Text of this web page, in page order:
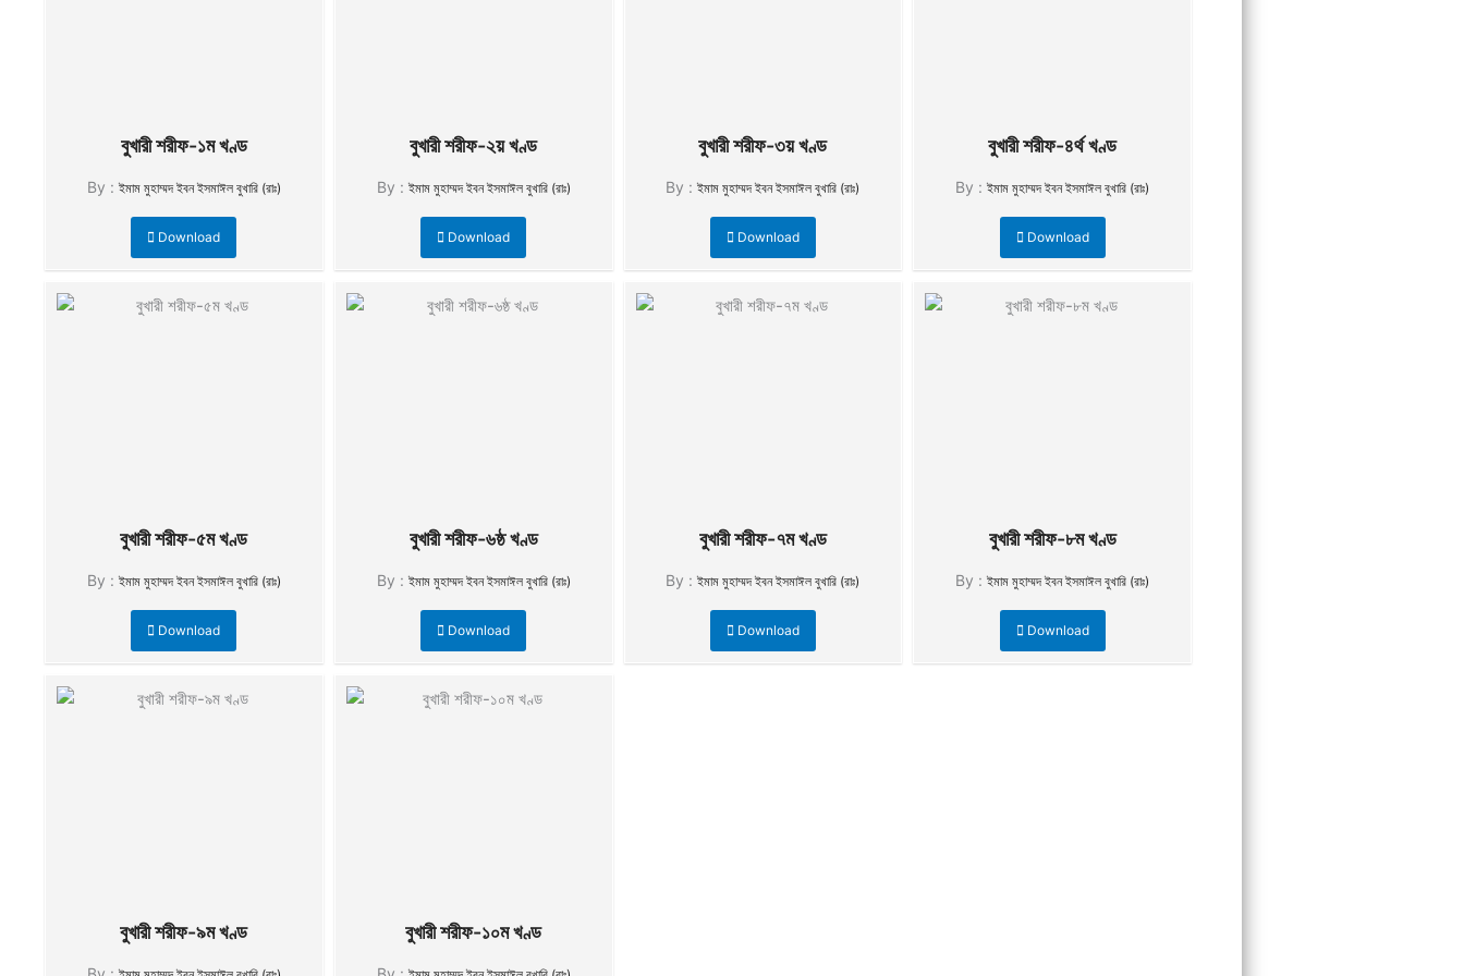
বুখারী শরীফ-১ম খণ্ড
By : ইমাম মুহাম্মদ ইবন ইসমাঈল বুখারি (রাঃ)
Download
বুখারী শরীফ-২য় খণ্ড
By : ইমাম মুহাম্মদ ইবন ইসমাঈল বুখারি (রাঃ)
Download
বুখারী শরীফ-৩য় খণ্ড
By :ইমাম মুহাম্মদ ইবন ইসমাঈল বুখারি (রাঃ)
Download
বুখারী শরীফ-৪র্থ খণ্ড
By :ইমাম মুহাম্মদ ইবন ইসমাঈল বুখারি (রাঃ)
Download
বুখারী শরীফ-৫ম খণ্ড
By : ইমাম মুহাম্মদ ইবন ইসমাঈল বুখারি (রাঃ)
Download
বুখারী শরীফ-৬ষ্ঠ খণ্ড
By : ইমাম মুহাম্মদ ইবন ইসমাঈল বুখারি (রাঃ)
Download
বুখারী শরীফ-৭ম খণ্ড
By :ইমাম মুহাম্মদ ইবন ইসমাঈল বুখারি (রাঃ)
Download
বুখারী শরীফ-৮ম খণ্ড
By :ইমাম মুহাম্মদ ইবন ইসমাঈল বুখারি (রাঃ)
Download
বুখারী শরীফ-৯ম খণ্ড বুখারী শরীফ-১০ম খণ্ড